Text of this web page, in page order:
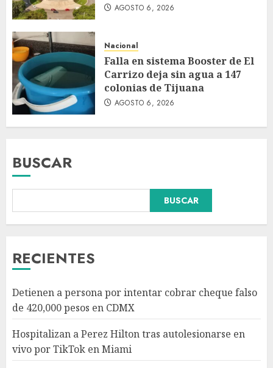
AGOSTO 6, 2026
Nacional
Falla en sistema Booster de El
Carrizo deja sin agua a 147
colonias de Tijuana
AGOSTO 6, 2026
BUSCAR
BUSCAR
RECIENTES
Detienen a persona por intentar cobrar cheque falso
de 420,000 pesos en CDMX
Hospitalizan a Perez Hilton tras autolesionarse en
vivo por TikTok en Miami
Falla en sistema Booster de El
Carrizo deja sin agua a 147
4
Sectores obrero y empresarial
piden al IMSS nuevo hospital
en Guanajuato
AGOSTO 6, 2026